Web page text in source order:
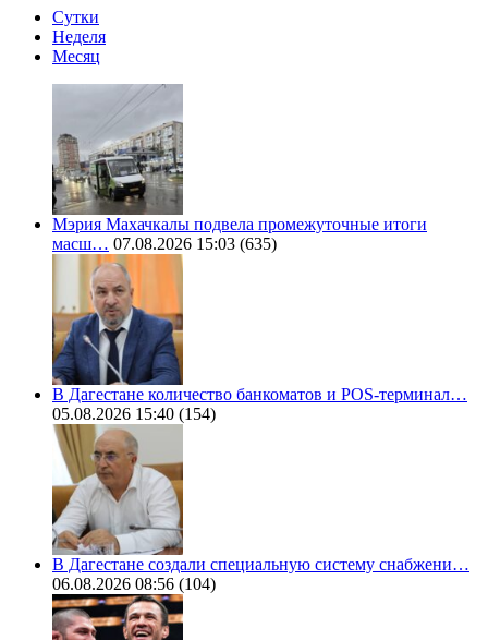
Сутки
Неделя
Месяц
Мэрия Махачкалы подвела промежуточные итоги
масш… 07.08.2026 15:03 (635)
В Дагестане количество банкоматов и POS-терминал…
05.08.2026 15:40 (154)
В Дагестане создали специальную систему снабжени…
06.08.2026 08:56 (104)